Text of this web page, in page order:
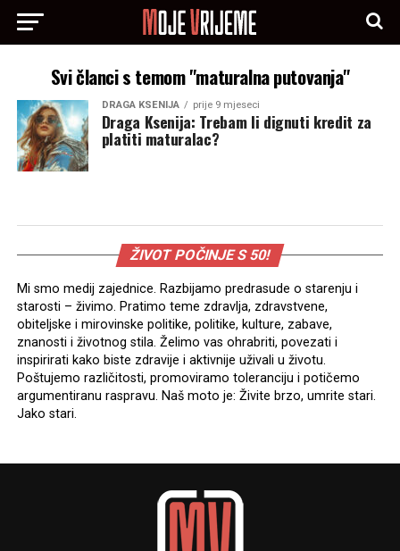
Svi članci s temom "maturalna putovanja"
DRAGA KSENIJA prije 9 mjeseci
Draga Ksenija: Trebam li dignuti kredit za
platiti maturalac?
ŽIVOT POČINJE S 50!
Mi smo medij zajednice. Razbijamo predrasude o starenju i
starosti – živimo. Pratimo teme zdravlja, zdravstvene,
obiteljske i mirovinske politike, politike, kulture, zabave,
znanosti i životnog stila. Želimo vas ohrabriti, povezati i
inspirirati kako biste zdravije i aktivnije uživali u životu.
Poštujemo različitosti, promoviramo toleranciju i potičemo
argumentiranu raspravu. Naš moto je: Živite brzo, umrite stari.
Jako stari.